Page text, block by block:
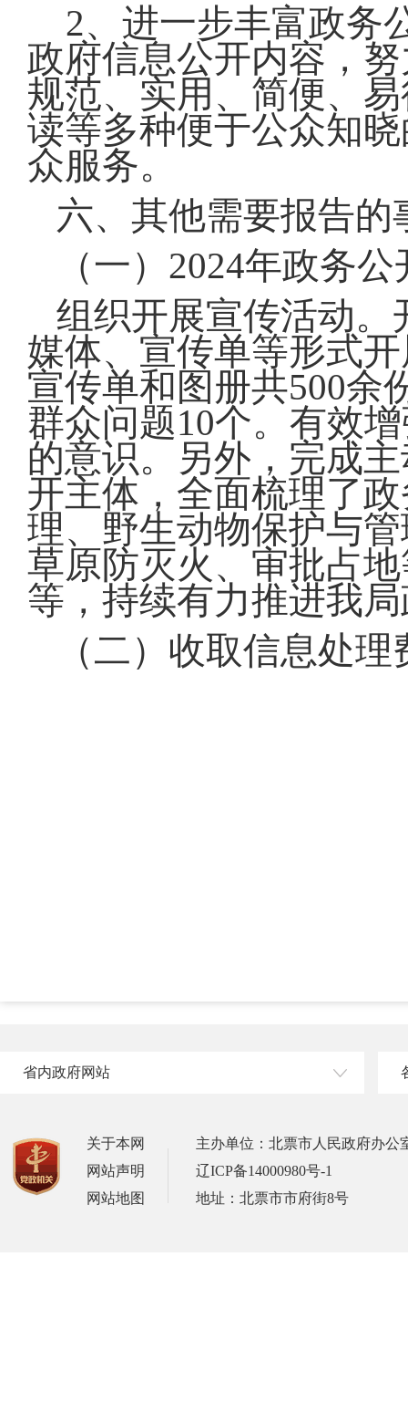
2、进一步丰富政务
政府信息公开内容，
规范、实用、简便、
读等多种便于公众知
众服务。
六、其他需要报告的
（一）2024年政务
组织开展宣传活动。
媒体、宣传单等形式
宣传单和图册共500余
群众问题10个。有效
的意识。另外，完成
开主体，全面梳理了
理、野生动物保护与
草原防灭火、审批占
等，持续有力推进我
（二）收取信息处理
省内政府网站
关于本网
网站声明
网站地图
主办单位：北票市人民政府办公
辽ICP备14000980号-1
地址：北票市市府街8号